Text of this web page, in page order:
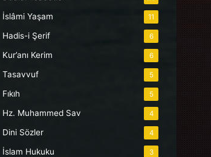
İslâmi Yaşam 11
Hadis-i Şerif 6
Kur’anı Kerim 6
Tasavvuf 5
Fıkıh 5
Hz. Muhammed Sav 4
Dini Sözler 4
İslam Hukuku 3